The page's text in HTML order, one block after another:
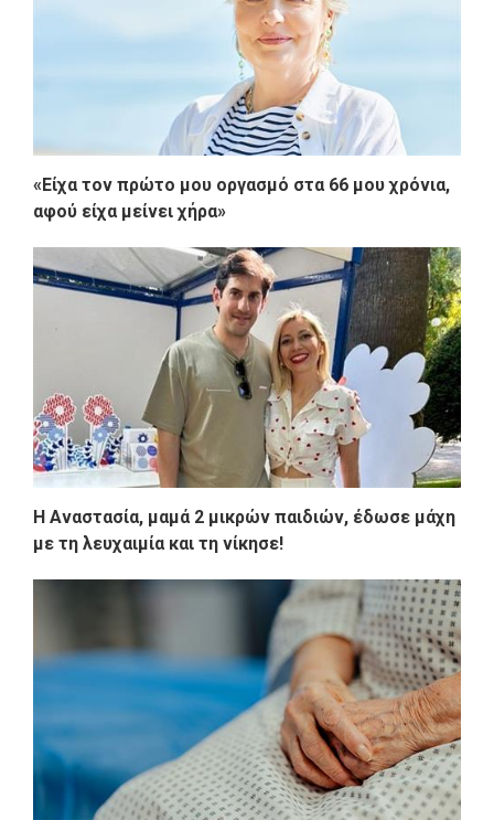
«Είχα τον πρώτο μου οργασμό στα 66 μου χρόνια,
αφού είχα μείνει χήρα»
Η Αναστασία, μαμά 2 μικρών παιδιών, έδωσε μάχη
με τη λευχαιμία και τη νίκησε!